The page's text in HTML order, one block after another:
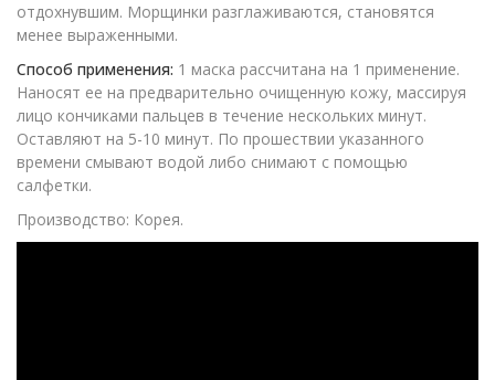
отдохнувшим. Морщинки разглаживаются, становятся
менее выраженными.
Способ применения: 1 маска рассчитана на 1 применение.
Наносят ее на предварительно очищенную кожу, массируя
лицо кончиками пальцев в течение нескольких минут.
Оставляют на 5-10 минут. По прошествии указанного
времени смывают водой либо снимают с помощью
салфетки.
Производство: Корея.